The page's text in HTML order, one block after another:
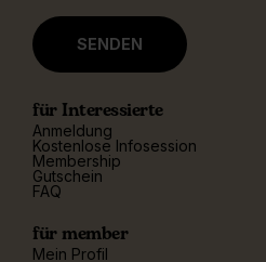
für Interessierte
Anmeldung
Kostenlose Infosession
Membership
Gutschein
FAQ
für member
Mein Profil